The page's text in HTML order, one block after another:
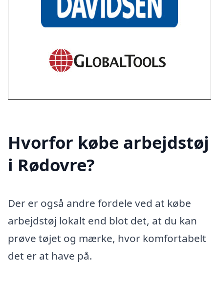
Hvorfor købe arbejdstøj
i Rødovre?
Der er også andre fordele ved at købe
arbejdstøj lokalt end blot det, at du kan
prøve tøjet og mærke, hvor komfortabelt
det er at have på.